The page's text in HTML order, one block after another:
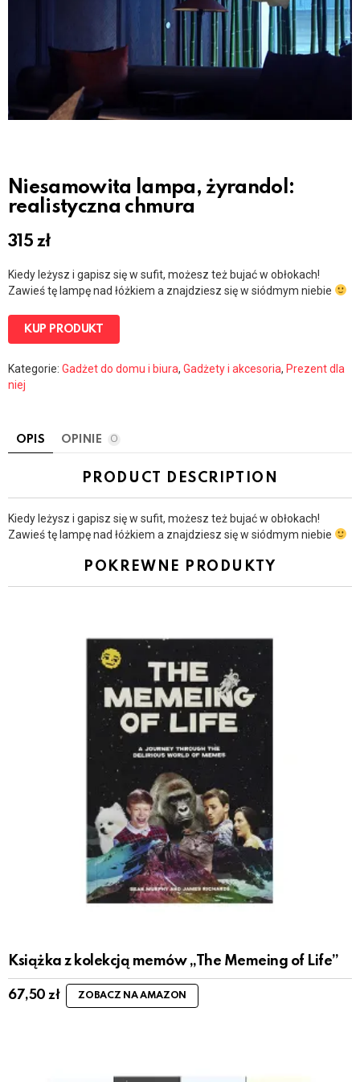
Niesamowita lampa, żyrandol:
realistyczna chmura
315 zł
Kiedy leżysz i gapisz się w sufit, możesz też bujać w obłokach!
Zawieś tę lampę nad łóżkiem a znajdziesz się w siódmym niebie
KUP PRODUKT
Kategorie: Gadżet do domu i biura, Gadżety i akcesoria, Prezent dla
niej
OPIS OPINIE 0
PRODUCT DESCRIPTION
Kiedy leżysz i gapisz się w sufit, możesz też bujać w obłokach!
Zawieś tę lampę nad łóżkiem a znajdziesz się w siódmym niebie
POKREWNE PRODUKTY
Książka z kolekcją memów „The Memeing of Life”
67,50zł ZOBACZ NA AMAZON